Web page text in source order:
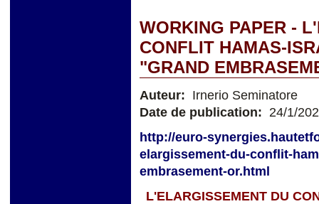
WORKING PAPER -
CONFLIT HAMAS-
"GRAND
Auteur: Irnerio Seminatore
Date de publication: 24/1/
http://euro-
elargissement-du-conflit-
embrasement-or.html
L'ELARGISSEMENT DU